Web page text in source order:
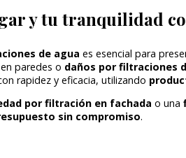
y tu tranquilidad
de agua es esencial para
paredes o daños por filtraciones
rapidez y eficacia, utilizando
por filtración en fachada o una
sin compromiso.